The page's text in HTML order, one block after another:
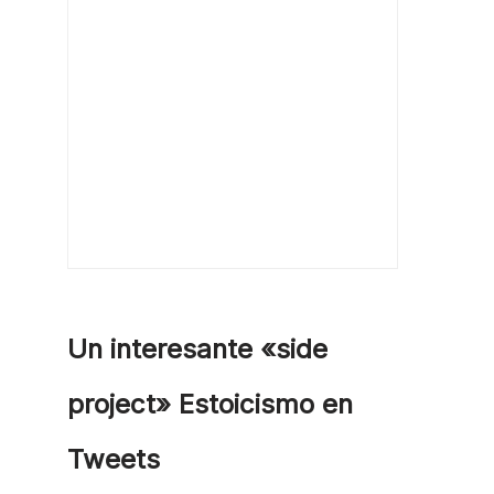
Un interesante «side
project» Estoicismo en
Tweets